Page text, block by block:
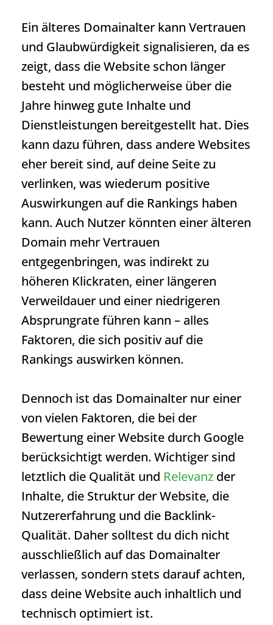
Ein älteres Domainalter kann Vertrauen
und Glaubwürdigkeit signalisieren, da es
zeigt, dass die Website schon länger
besteht und möglicherweise über die
Jahre hinweg gute Inhalte und
Dienstleistungen bereitgestellt hat. Dies
kann dazu führen, dass andere Websites
eher bereit sind, auf deine Seite zu
verlinken, was wiederum positive
Auswirkungen auf die Rankings haben
kann. Auch Nutzer könnten einer älteren
Domain mehr Vertrauen
entgegenbringen, was indirekt zu
höheren Klickraten, einer längeren
Verweildauer und einer niedrigeren
Absprungrate führen kann – alles
Faktoren, die sich positiv auf die
Rankings auswirken können.
Dennoch ist das Domainalter nur einer
von vielen Faktoren, die bei der
Bewertung einer Website durch Google
berücksichtigt werden. Wichtiger sind
letztlich die Qualität und Relevanz der
Inhalte, die Struktur der Website, die
Nutzererfahrung und die Backlink-
Qualität. Daher solltest du dich nicht
ausschließlich auf das Domainalter
verlassen, sondern stets darauf achten,
dass deine Website auch inhaltlich und
technisch optimiert ist.